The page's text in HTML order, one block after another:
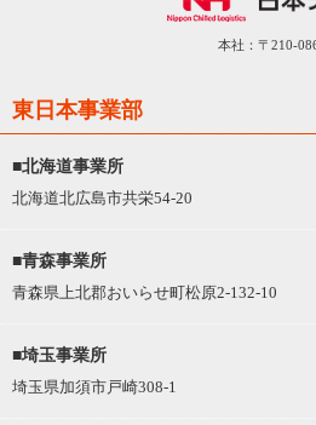
本社：〒210-
東日本事業部
■北海道事業所
北海道北広島市共栄54-20
■青森事業所
青森県上北郡おいらせ町松原2-132-10
■埼玉事業所
埼玉県加須市戸崎308-1